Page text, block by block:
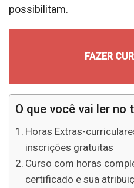
possibilitam.
FAZER
O que você vai ler no
Horas Extras-
inscrições gratuitas
Curso com horas
certificado e sua